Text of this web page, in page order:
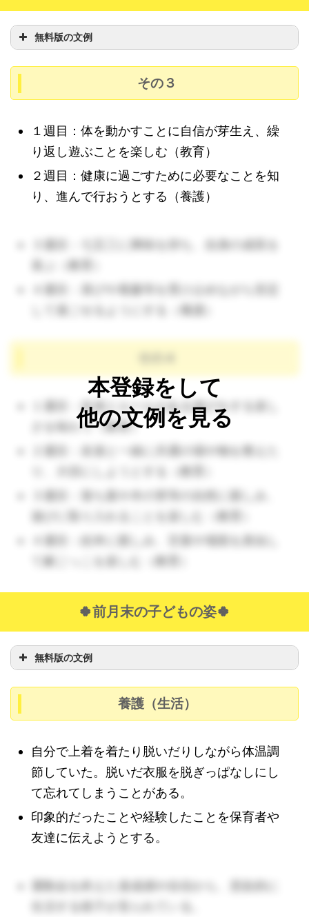
無料版の文例
その３
１週目：体を動かすことに自信が芽生え、繰
り返し遊ぶことを楽しむ（教育）
２週目：健康に過ごすために必要なことを知
り、進んで行おうとする（養護）
４週目：喜びや葛藤等を受け止めながら安定
１週目：友達とルールがある遊びをする楽し
さを味わう（教育）
本登録をして
他の文例を見る
🍀前月末の子どもの姿🍀
無料版の文例
養護（生活）
自分で上着を着たり脱いだりしながら体温調
節していた。脱いだ衣服を脱ぎっぱなしにし
て忘れてしまうことがある。
印象的だったことや経験したことを保育者や
友達に伝えようとする。